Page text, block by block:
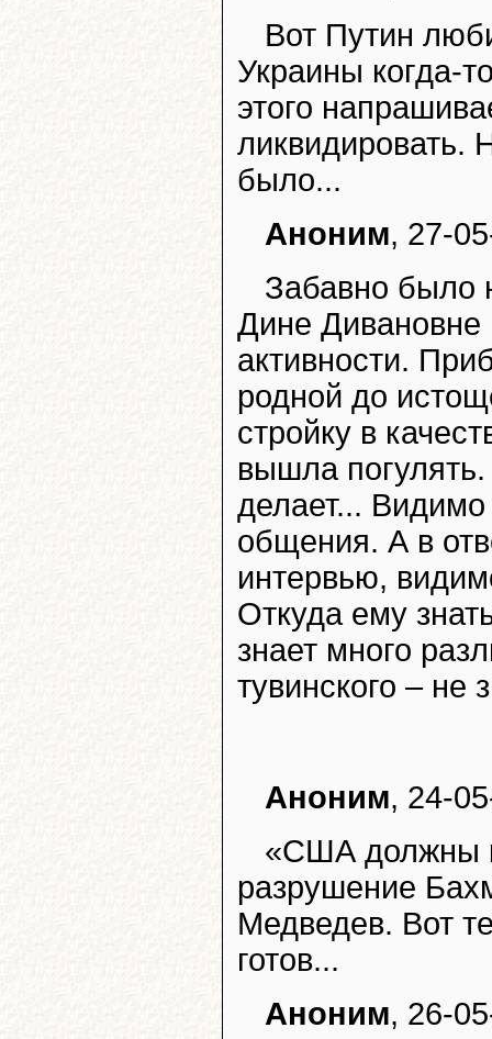
Вот Путин
Украины когда-
этого
ликвидировать.
было...
Аноним, 27-
Забавно было
Дине Дивановне
активности.
родной до
стройку в
вышла
делает...
общения. А в
интервью,
Откуда ему
знает много
тувинского – не
Аноним, 24-
«США должны
разрушение
Медведев. Вот
готов...
Аноним, 26-